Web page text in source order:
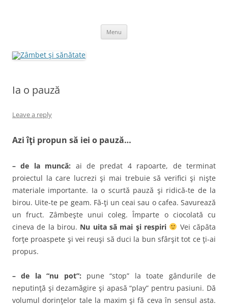
Menu
Ia o pauză
Leave a reply
Azi îţi propun să iei o pauză…
– de la muncă: ai de predat 4 rapoarte, de terminat
proiectul la care lucrezi şi mai trebuie să verifici şi nişte
materiale importante. Ia o scurtă pauză şi ridică-te de la
birou. Uite-te pe geam. Fă-ţi un ceai sau o cafea. Savurează
un fruct. Zâmbeşte unui coleg. Împarte o ciocolată cu
cineva de la birou. Nu uita să mai şi respiri
Vei căpăta
forţe proaspete şi vei reuşi să duci la bun sfârşit tot ce ţi-ai
propus.
– de la “nu pot”: pune “stop” la toate gândurile de
neputinţă şi dezamăgire şi apasă “play” pentru pasiuni. Dă
volumul dorinţelor tale la maxim şi fă ceva în sensul asta.